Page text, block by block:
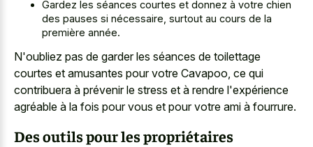
Gardez les séances courtes et donnez à votre chien
des pauses si nécessaire, surtout au cours de la
première année.
N'oubliez pas de garder les séances de toilettage
courtes et amusantes pour votre Cavapoo, ce qui
contribuera à prévenir le stress et à rendre l'expérience
agréable à la fois pour vous et pour votre ami à fourrure.
Des outils pour les propriétaires